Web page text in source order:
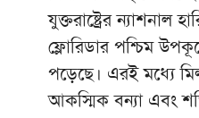
যুক্তরাষ্ট্রের ন্যাশনাল
ফ্লোরিডার পশ্চিম
পড়েছে। এরই মধ্যে
আকস্মিক বন্যা এবং